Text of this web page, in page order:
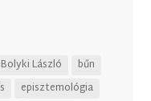
Bolyki László
bűn
episztemológia